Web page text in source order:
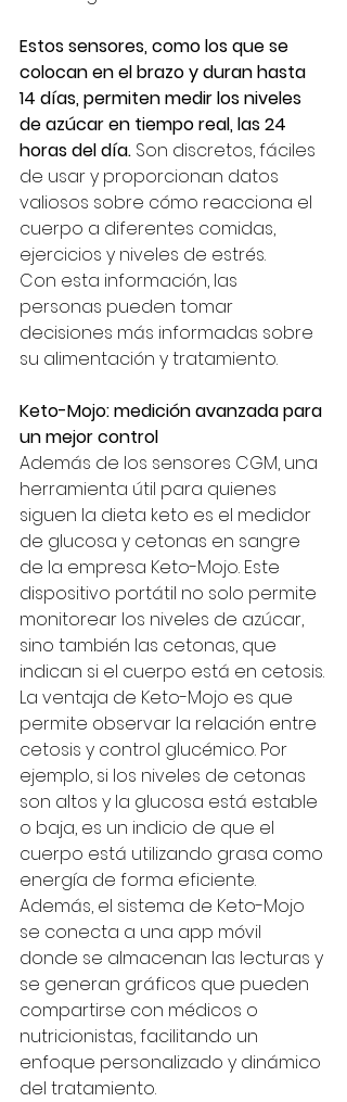
Estos sensores, como los que se
colocan en el brazo y duran hasta
14 días, permiten medir los niveles
de azúcar en tiempo real, las 24
horas del día. Son discretos, fáciles
de usar y proporcionan datos
valiosos sobre cómo reacciona el
cuerpo a diferentes comidas,
ejercicios y niveles de estrés.
Con esta información, las
personas pueden tomar
decisiones más informadas sobre
su alimentación y tratamiento.
Keto-Mojo: medición avanzada para
un mejor control
Además de los sensores CGM, una
herramienta útil para quienes
siguen la dieta keto es el medidor
de glucosa y cetonas en sangre
de la empresa Keto-Mojo. Este
dispositivo portátil no solo permite
monitorear los niveles de azúcar,
sino también las cetonas, que
indican si el cuerpo está en cetosis.
La ventaja de Keto-Mojo es que
permite observar la relación entre
cetosis y control glucémico. Por
ejemplo, si los niveles de cetonas
son altos y la glucosa está estable
o baja, es un indicio de que el
cuerpo está utilizando grasa como
energía de forma eficiente.
Además, el sistema de Keto-Mojo
se conecta a una app móvil
donde se almacenan las lecturas y
se generan gráficos que pueden
compartirse con médicos o
nutricionistas, facilitando un
enfoque personalizado y dinámico
del tratamiento.